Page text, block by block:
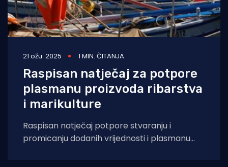
21 ožu. 2025 1 MIN. ČITANJA
Raspisan natječaj za potpore
plasmanu proizvoda ribarstva
i marikulture
Raspisan natječaj potpore stvaranju i
promicanju dodanih vrijednosti i plasmanu